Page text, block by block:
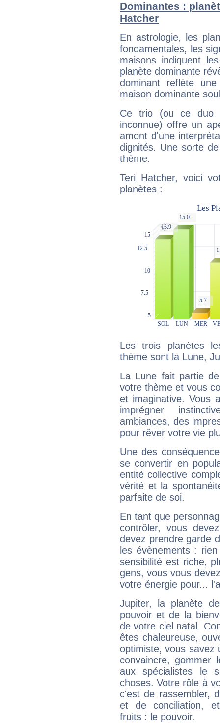
Dominantes :
Hatcher
En astrologie, les
fondamentales, les
maisons indiquent
planète dominante
dominant reflète
maison dominante
Ce trio (ou ce duo
inconnue) offre un
amont d'une
dignités. Une sorte
thème.
Teri Hatcher, voici
planètes :
Les trois planètes
thème sont la Lune,
La Lune fait partie
votre thème et vous
et imaginative. Vous
imprégner
ambiances, des
pour rêver votre vie
Une des
se convertir en
entité collective
vérité et la
parfaite de soi.
En tant que
contrôler, vous
devez prendre garde
les évènements :
sensibilité est riche,
gens, vous vous
votre énergie pour...
Jupiter, la planète
pouvoir et de la
de votre ciel natal.
êtes chaleureuse,
optimiste, vous savez
convaincre, gommer
aux spécialistes le
choses. Votre rôle à
c'est de rassembler,
et de conciliation,
fruits : le pouvoir.